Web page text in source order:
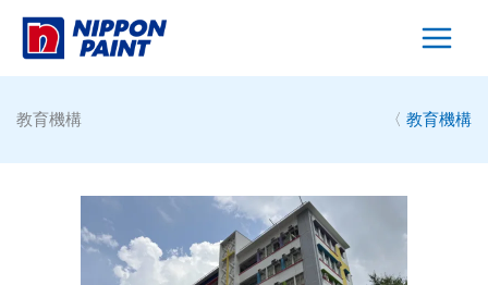
Skip
教育機構 〈 教育機構